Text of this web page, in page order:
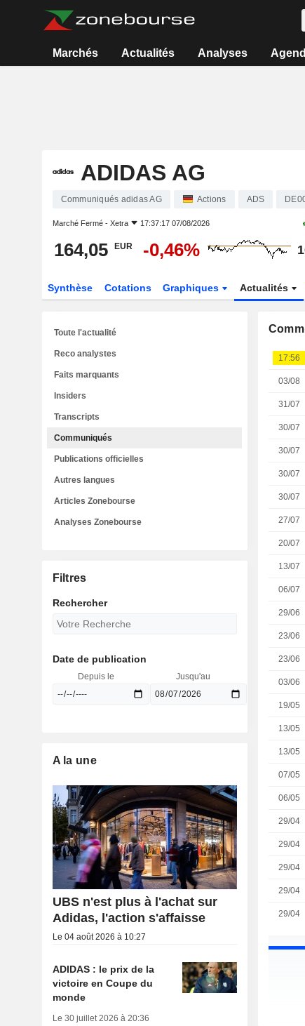
Marchés Actualités Analyses
ADIDAS AG
Communiqués adidas AG Actions ADS
Marché Fermé - Xetra 17:37:17 07/08/2026
164,05 EUR -0,46%
Synthèse Cotations Graphiques Actualités
17:56
03/08
31/07
30/07
30/07
30/07
30/07
27/07
20/07
13/07
06/07
29/06
23/06
23/06
03/06
19/05
13/05
13/05
07/05
06/05
29/04
29/04
29/04
29/04
29/04
Toute l'actualité
Reco analystes
Faits marquants
Insiders
Transcripts
Communiqués
Publications officielles
Autres langues
Articles Zonebourse
Analyses Zonebourse
Filtres
Rechercher
Date de publication
Depuis le Jusqu'au
A la une
UBS n'est plus à l'achat sur
Adidas, l'action s'affaisse
Le 04 août 2026 à 10:27
ADIDAS : le prix de la
victoire en Coupe du
monde
Le 30 juillet 2026 à 20:36